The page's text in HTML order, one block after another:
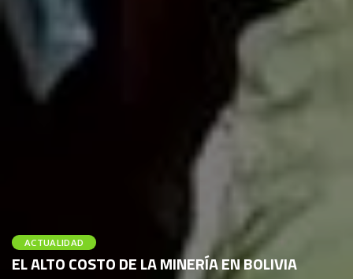
ACTUALIDAD
EL ALTO COSTO DE LA MINERÍA EN BOLIVIA